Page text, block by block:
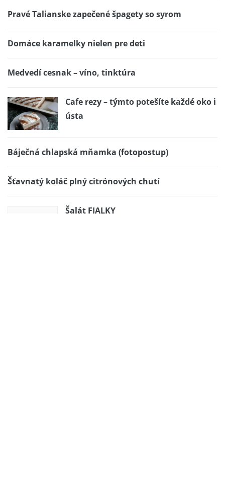
Pravé Talianske zapečené špagety so syrom
Domáce karamelky nielen pre deti
Medvedí cesnak – víno, tinktúra
Cafe rezy – týmto potešíte každé oko i
ústa
Báječná chlapská mňamka (fotopostup)
Šťavnatý koláč plný citrónových chutí
Šalát FIALKY